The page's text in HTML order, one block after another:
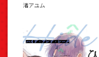
渚アユム